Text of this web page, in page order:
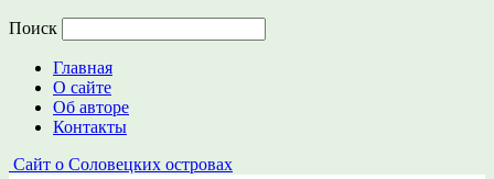
Поиск
Главная
О сайте
Об авторе
Контакты
Сайт о Соловецких островах